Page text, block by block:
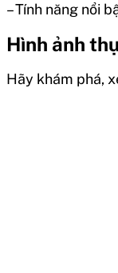
– Tính năng nổi
Hình ảnh
Hãy khám phá,